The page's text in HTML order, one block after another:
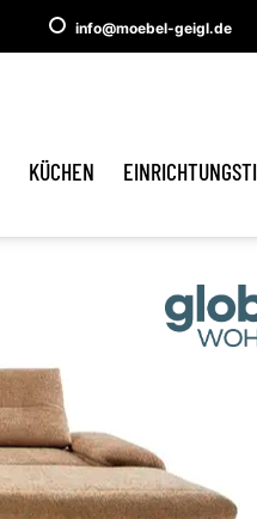
info@moebel-geigl.de
KÜCHEN